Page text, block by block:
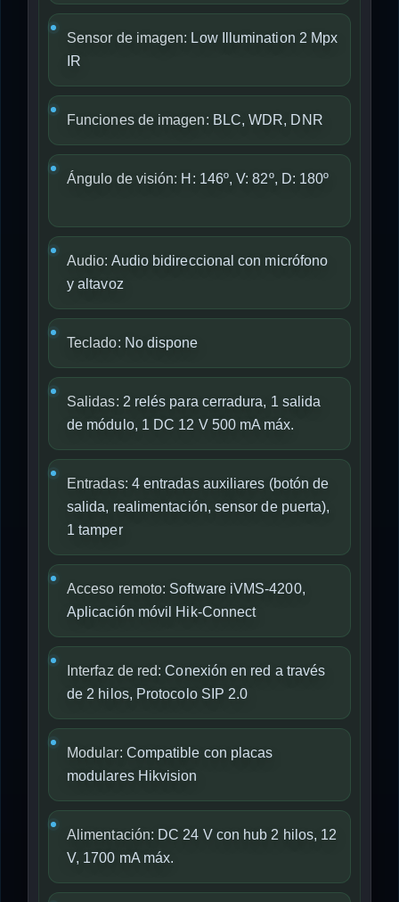
Sensor de imagen: Low Illumination 2 Mpx
IR
Funciones de imagen: BLC, WDR, DNR
Ángulo de visión: H: 146º, V: 82º, D: 180º
Audio: Audio bidireccional con micrófono
y altavoz
Teclado: No dispone
Salidas: 2 relés para cerradura, 1 salida
de módulo, 1 DC 12 V 500 mA máx.
Entradas: 4 entradas auxiliares (botón de
salida, realimentación, sensor de puerta),
1 tamper
Acceso remoto: Software iVMS-4200,
Aplicación móvil Hik-Connect
Interfaz de red: Conexión en red a través
de 2 hilos, Protocolo SIP 2.0
Modular: Compatible con placas
modulares Hikvision
Alimentación: DC 24 V con hub 2 hilos, 12
V, 1700 mA máx.